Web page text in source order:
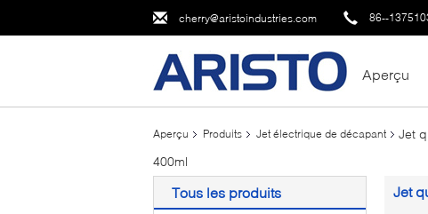
cherry@aristoindustries.com 86--
Aperçu
Aperçu Produits Jet électrique de décapant
Jet
400ml
Tous les produits
Jet